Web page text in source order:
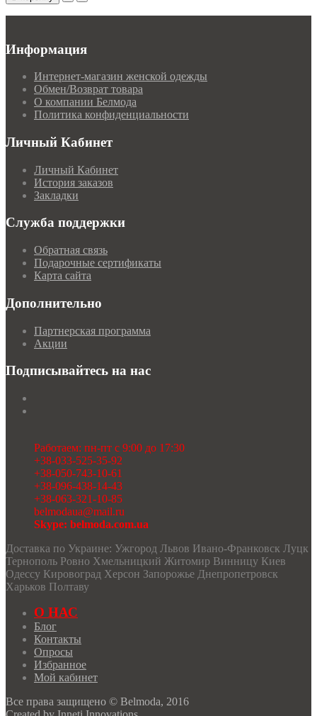
Информация
Интернет-магазин женской одежды
Обмен/Возврат товара
О компании Белмода
Политика конфиденциальности
Личный Кабинет
Личный Кабинет
История заказов
Закладки
Служба поддержки
Обратная связь
Подарочные сертификаты
Карта сайта
Дополнительно
Партнерская программа
Акции
Подписывайтесь на нас
Работаем: пн-пт с 9:00 до 17:30
+38-033-525-35-92
+38-050-743-10-61
+38-096-438-14-43
+38-063-321-10-85
belmodaua@mail.ru
Skype: belmoda.com.ua
Доставка по Украине: Ужгород Львов Ивано-Франковск Луцк
Тернополь Ровно Хмельницкий Житомир Винницу Киев
Одессу Кировоград Херсон Запорожье Днепропетровск
Харьков Полтаву
О НАС
Блог
Контакты
Опросы
Избранное
Мой кабинет
Все права защищено © Belmoda, 2016